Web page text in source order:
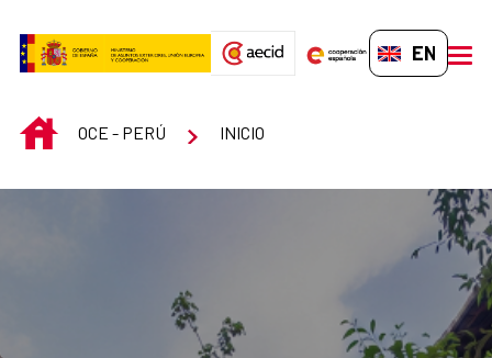
EN-GB
INICIOOCE - PERÚ INICIO